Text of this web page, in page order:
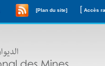
[Plan du site] [